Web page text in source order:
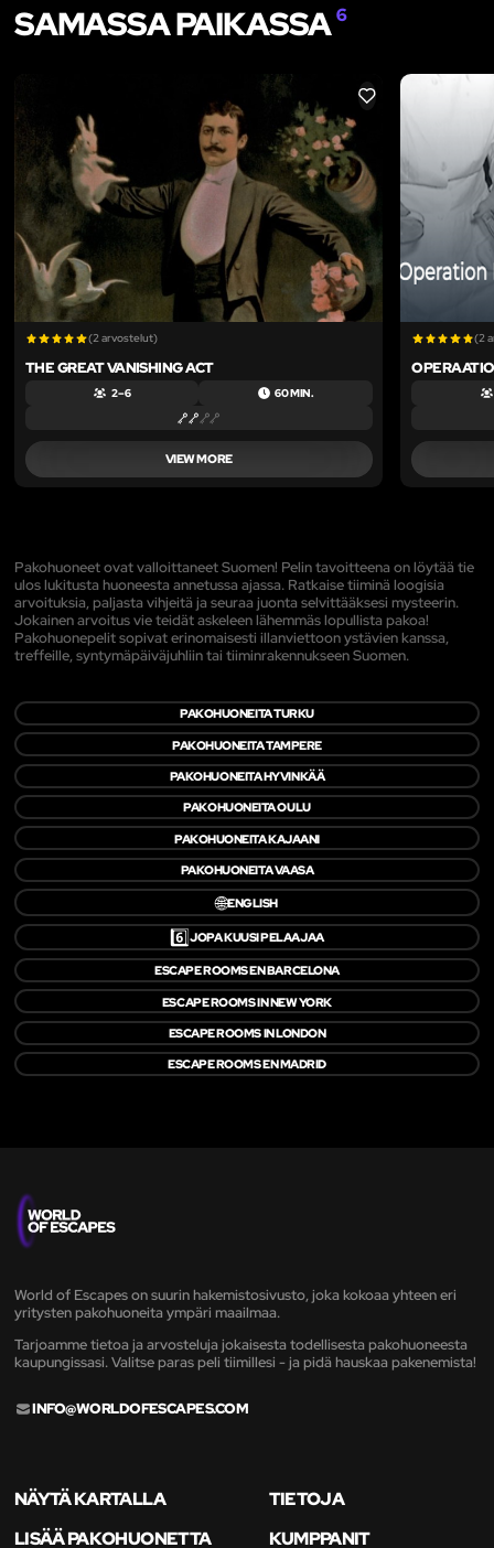
SAMASSA PAIKASSA6
LIKE
(2 arvostelut)
THE GREAT VANISHING ACT
2 – 6 60 MIN.
VIEW MORE
(2
Pakohuoneet ovat valloittaneet Suomen! Pelin tavoitteena on löytää tie
ulos lukitusta huoneesta annetussa ajassa. Ratkaise tiiminä loogisia
arvoituksia, paljasta vihjeitä ja seuraa juonta selvittääksesi mysteerin.
Jokainen arvoitus vie teidät askeleen lähemmäs lopullista pakoa!
Pakohuonepelit sopivat erinomaisesti illanviettoon ystävien kanssa,
treffeille, syntymäpäiväjuhliin tai tiiminrakennukseen Suomen.
PAKOHUONEITA TURKU
PAKOHUONEITA TAMPERE
PAKOHUONEITA HYVINKÄÄ
PAKOHUONEITA OULU
PAKOHUONEITA KAJAANI
PAKOHUONEITA VAASA
🌐ENGLISH
6️⃣JOPA KUUSI PELAAJAA
ESCAPE ROOMS EN BARCELONA
ESCAPE ROOMS IN NEW YORK
ESCAPE ROOMS IN LONDON
ESCAPE ROOMS EN MADRID
World of Escapes on suurin hakemistosivusto, joka kokoaa yhteen eri
yritysten pakohuoneita ympäri maailmaa.
Tarjoamme tietoa ja arvosteluja jokaisesta todellisesta pakohuoneesta
kaupungissasi. Valitse paras peli tiimillesi - ja pidä hauskaa pakenemista!
INFO@WORLDOFESCAPES.COM
NÄYTÄ KARTALLA
TIETOJA
LISÄÄ PAKOHUONETTA
KUMPPANIT